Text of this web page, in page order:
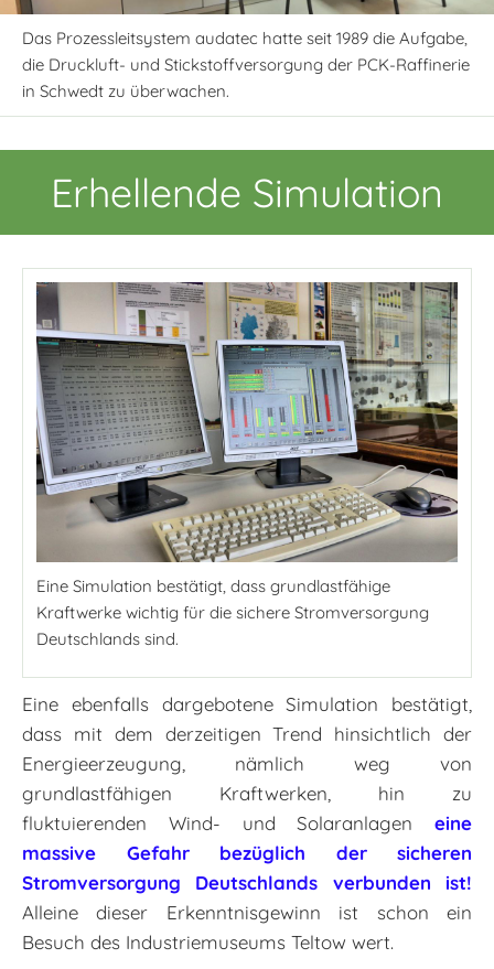
Das Prozessleitsystem audatec hatte seit 1989 die Aufgabe,
die Druckluft- und Stickstoffversorgung der PCK-Raffinerie
in Schwedt zu überwachen.
Erhellende Simulation
Eine Simulation bestätigt, dass grundlastfähige
Kraftwerke wichtig für die sichere Stromversorgung
Deutschlands sind.
Eine ebenfalls dargebotene Simulation bestätigt,
dass mit dem derzeitigen Trend hinsichtlich der
Energieerzeugung, nämlich weg von
grundlastfähigen Kraftwerken, hin zu
fluktuierenden Wind- und Solaranlagen eine
massive Gefahr bezüglich der sicheren
Stromversorgung Deutschlands verbunden ist!
Alleine dieser Erkenntnisgewinn ist schon ein
Besuch des Industriemuseums Teltow wert.